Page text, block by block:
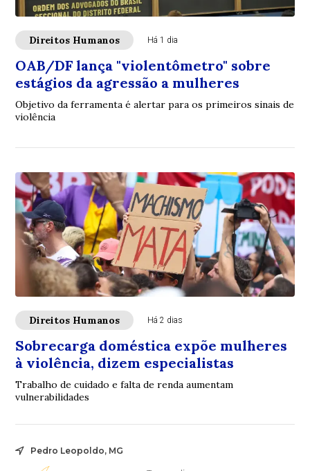
Direitos Humanos Há 1 dia
OAB/DF lança "violentômetro" sobre
estágios da agressão a mulheres
Objetivo da ferramenta é alertar para os primeiros sinais de
violência
Direitos Humanos Há 2 dias
Sobrecarga doméstica expõe mulheres
à violência, dizem especialistas
Trabalho de cuidado e falta de renda aumentam
vulnerabilidades
Pedro Leopoldo, MG